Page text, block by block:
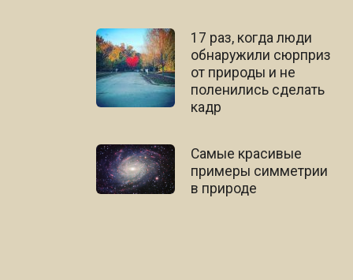
17 раз, когда люди
обнаружили сюрприз
от природы и не
поленились сделать
кадр
Самые красивые
примеры симметрии
в природе